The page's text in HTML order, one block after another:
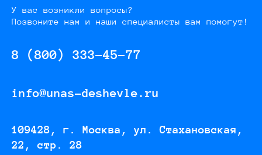
У вас возникли вопросы?
Позвоните нам и наши специалисты вам помогут!
8 (800) 333-45-77
info@unas-deshevle.ru
109428, г. Москва, ул. Стахановская,
22, стр. 28